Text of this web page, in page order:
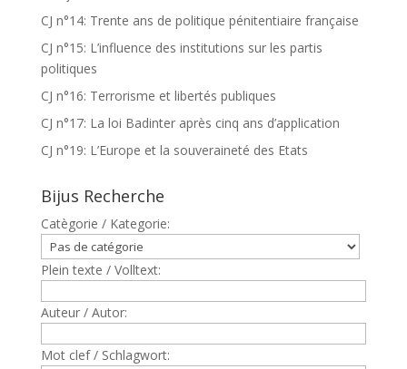
CJ n°14: Trente ans de politique pénitentiaire française
CJ n°15: L’influence des institutions sur les partis
politiques
CJ n°16: Terrorisme et libertés publiques
CJ n°17: La loi Badinter après cinq ans d’application
CJ n°19: L’Europe et la souveraineté des Etats
Bijus Recherche
Catègorie / Kategorie:
Plein texte / Volltext:
Auteur / Autor:
Mot clef / Schlagwort: